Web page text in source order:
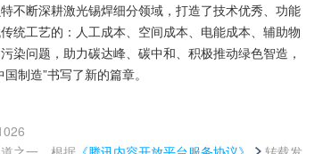
不断深耕激光锡焊细分领域，打造了技术优秀、功能
统工艺的：人工成本、空间成本、电能成本、辅助物
染问题，助力碳达峰、碳中和、积极推动绿色智造，
制造”书写了新的篇章。